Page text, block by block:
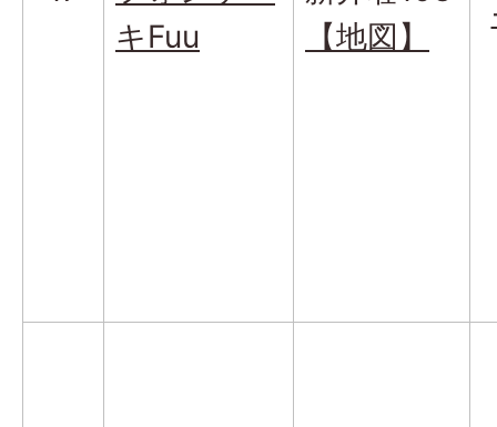
キFuu
【地図】